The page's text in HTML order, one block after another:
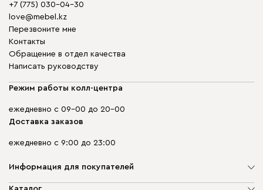
+7 (775) 030-04-30
love@mebel.kz
Перезвоните мне
Контакты
Обращение в отдел качества
Написать руководству
Режим работы колл-центра
ежедневно с 09-00 до 20-00
Доставка заказов
ежедневно с 9:00 до 23:00
Информация для покупателей
О компании